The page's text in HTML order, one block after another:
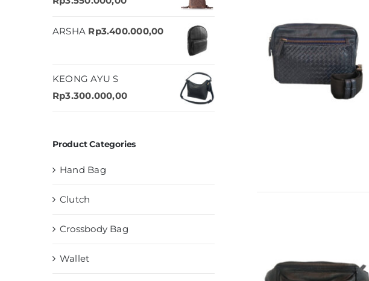
ARSHA Rp3.400.000,00
KEONG AYU S
Rp3.300.000,00
Product Categories
Hand Bag
Clutch
Crossbody Bag
Wallet